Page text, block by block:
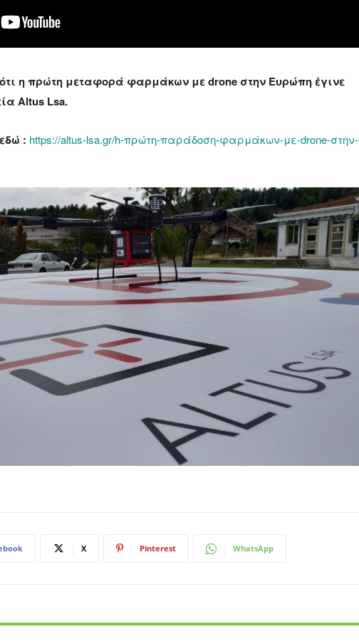
η πρώτη μεταφορά φαρμάκων με drone στην Ευρώπη έγινε
Altus Lsa.
: https://altus-lsa.gr/h-πρώτη-παράδοση-φαρμάκων-με-drone-στην-
X Pinterest WhatsApp